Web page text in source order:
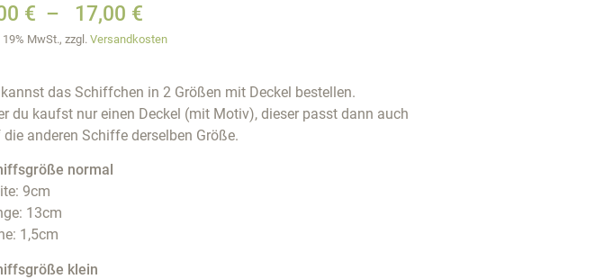
€ – 17,00 €
19% MwSt., zzgl.Versandkosten
das Schiffchen in 2 Größen mit Deckel bestellen.
du kaufst nur einen Deckel (mit Motiv), dieser passt dann auch
die anderen Schiffe derselben Größe.
normal
9cm
13cm
1,5cm
klein